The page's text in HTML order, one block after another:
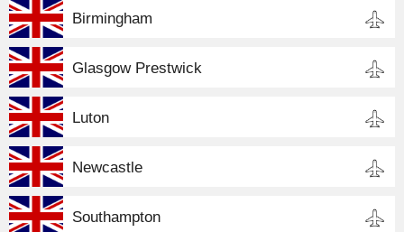
Birmingham
Glasgow Prestwick
Luton
Newcastle
Southampton